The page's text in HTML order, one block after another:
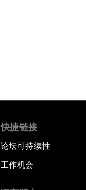
快捷链接
论坛可持续性
工作机会